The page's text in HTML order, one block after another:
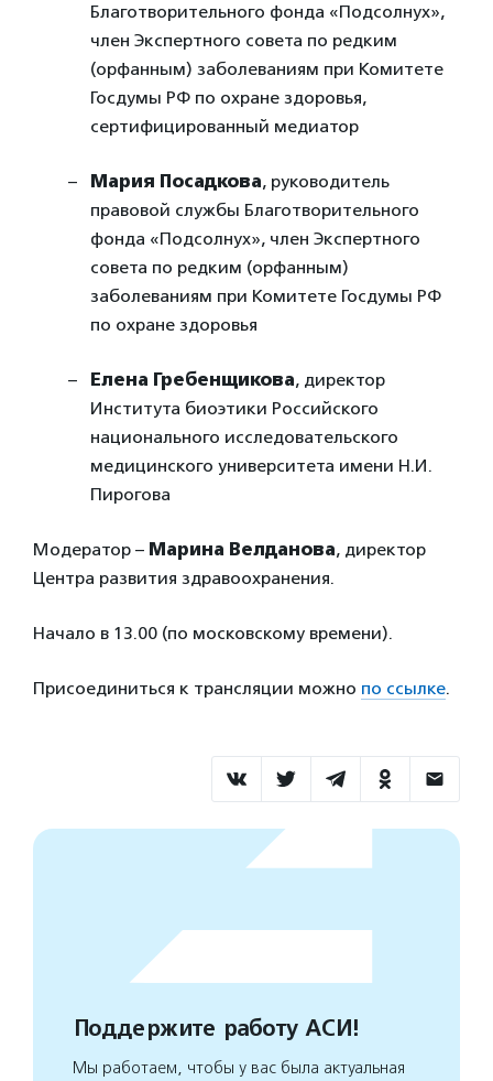
Благотворительного фонда «Подсолнух»,
член Экспертного совета по редким
(орфанным) заболеваниям при Комитете
Госдумы РФ по охране здоровья,
сертифицированный медиатор
Мария Посадкова, руководитель
правовой службы Благотворительного
фонда «Подсолнух», член Экспертного
совета по редким (орфанным)
заболеваниям при Комитете Госдумы РФ
по охране здоровья
Елена Гребенщикова, директор
Института биоэтики Российского
национального исследовательского
медицинского университета имени Н.И.
Пирогова
Модератор – Марина Велданова, директор
Центра развития здравоохранения.
Начало в 13.00 (по московскому времени).
Присоединиться к трансляции можно по ссылке.
Поддержите работу АСИ!
Мы работаем, чтобы у вас была актуальная